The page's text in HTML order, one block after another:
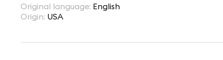
Original language: English
Origin: USA